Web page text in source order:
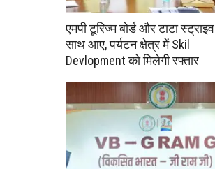
एमपी टूरिज्म बोर्ड और टाटा स्ट्राइव
साथ आए, पर्यटन क्षेत्र में Skil
Devlopment को मिलेगी रफ्तार